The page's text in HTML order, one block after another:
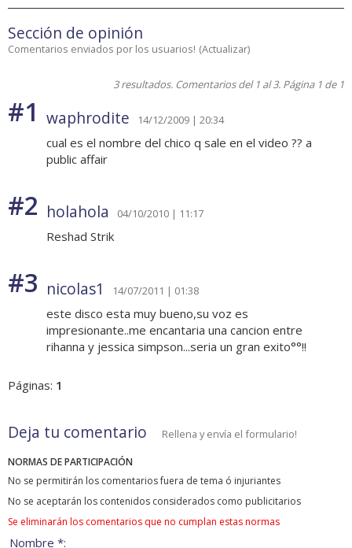
Sección de opinión
Comentarios enviados por los usuarios! (Actualizar)
3 resultados. Comentarios del 1 al 3. Página 1 de 1
#1 waphrodite 14/12/2009 | 20:34
cual es el nombre del chico q sale en el video ?? a
public affair
#2 holahola 04/10/2010 | 11:17
Reshad Strik
#3 nicolas1 14/07/2011 | 01:38
este disco esta muy bueno,su voz es
impresionante..me encantaria una cancion entre
rihanna y jessica simpson...seria un gran exito°°!!
Páginas: 1
Deja tu comentario Rellena y envía el formulario!
NORMAS DE PARTICIPACIÓN
No se permitirán los comentarios fuera de tema ó injuriantes
No se aceptarán los contenidos considerados como publicitarios
Se eliminarán los comentarios que no cumplan estas normas
Nombre *: